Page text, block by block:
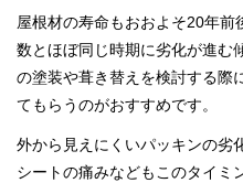
屋根材の寿命もおおよそ20年
数とほぼ同じ時期に劣化が進む
の塗装や葺き替えを検討する際
てもらうのがおすすめです。
外から見えにくいパッキンの劣
シートの痛みなどもこのタイミ